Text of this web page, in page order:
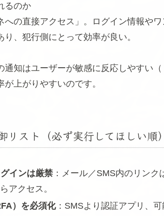
るのか
への直接アクセス」。ログイン情報や
、犯行側にとって効率が良い。
通知はユーザーが敏感に反応しやすい
が上がりやすいのです。
リスト（必ず実行してほしい順）
インは厳禁：メール／SMS内のリンク
アクセス。
）を必須化：SMSより認証アプリ、